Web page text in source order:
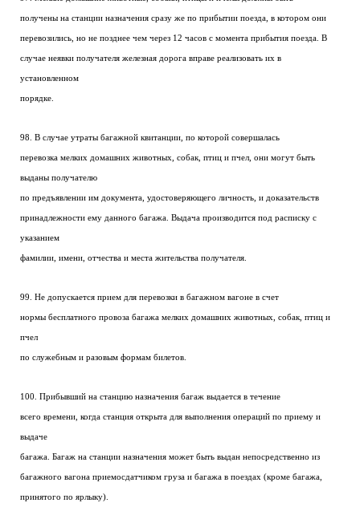
получены на станции назначения сразу же по прибытии поезда, в котором они
перевозились, но не позднее чем через 12 часов с момента прибытия поезда. В
случае неявки получателя железная дорога вправе реализовать их в
установленном
порядке.
98. В случае утраты багажной квитанции, по которой совершалась
перевозка мелких домашних животных, собак, птиц и пчел, они могут быть
выданы получателю
по предъявлении им документа, удостоверяющего личность, и доказательств
принадлежности ему данного багажа. Выдача производится под расписку с
указанием
фамилии, имени, отчества и места жительства получателя.
99. Не допускается прием для перевозки в багажном вагоне в счет
нормы бесплатного провоза багажа мелких домашних животных, собак, птиц и
пчел
по служебным и разовым формам билетов.
100. Прибывший на станцию назначения багаж выдается в течение
всего времени, когда станция открыта для выполнения операций по приему и
выдаче
багажа. Багаж на станции назначения может быть выдан непосредственно из
багажного вагона приемосдатчиком груза и багажа в поездах (кроме багажа,
принятого по ярлыку).